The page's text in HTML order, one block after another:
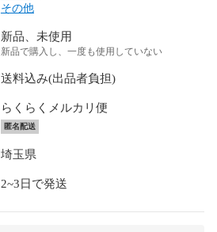
その他
新品、未使用
新品で購入し、一度も使用していない
送料込み(出品者負担)
らくらくメルカリ便
匿名配送
埼玉県
2~3日で発送